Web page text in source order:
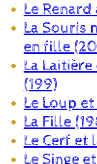
Le
La Souris
en fille
La
(199)
Le Loup et
La Fille
Le Cerf et
Le Singe